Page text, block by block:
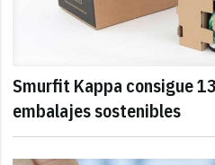
Smurfit Kappa consigue
embalajes sostenibles